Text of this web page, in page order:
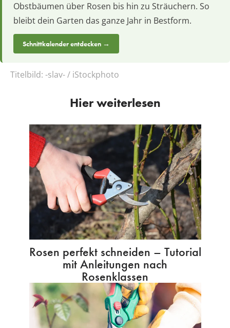
Obstbäumen über Rosen bis hin zu Sträuchern. So
bleibt dein Garten das ganze Jahr in Bestform.
Schnittkalender entdecken →
Titelbild: -slav- / iStockphoto
Hier weiterlesen
Rosen perfekt schneiden – Tutorial
mit Anleitungen nach
Rosenklassen